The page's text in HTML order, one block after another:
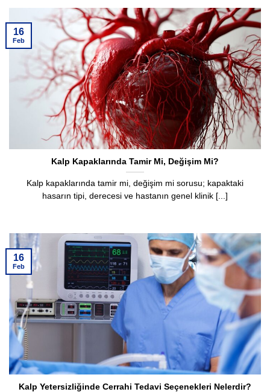
Kalp Kapaklarında Tamir Mi, Değişim Mi?
Kalp kapaklarında tamir mi, değişim mi sorusu; kapaktaki
hasarın tipi, derecesi ve hastanın genel klinik [...]
16
Feb
Kalp Yetersizliğinde Cerrahi Tedavi Seçenekleri Nelerdir?
16
Feb